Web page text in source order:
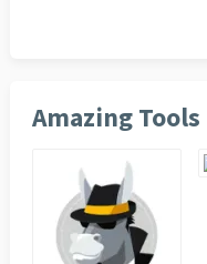
Amazing Tools